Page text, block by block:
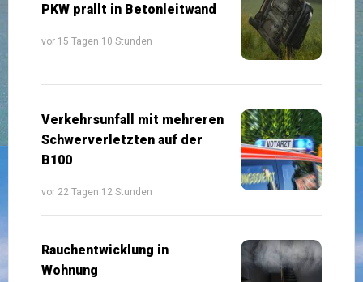
PKW prallt in Betonleitwand
vor 15 Tagen 10 Stunden
Verkehrsunfall mit mehreren
Schwerverletzten auf der
B100
vor 22 Tagen 12 Stunden
Rauchentwicklung in
Wohnung